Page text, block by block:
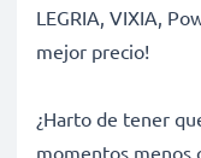
LEGRIA, VIXIA,
mejor precio!
¿Harto de tener
momentos menos